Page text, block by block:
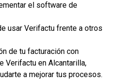
el software de
usar Verifactu frente a otros
de tu facturación con
Verifactu en Alcantarilla,
a mejorar tus procesos.